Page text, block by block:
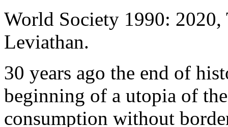
World Society 1990: 2020,
Leviathan.
30 years ago the end of
beginning of a utopia of
consumption without